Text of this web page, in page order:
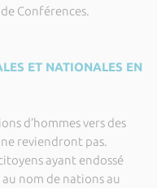
Conférences.
ET NATIONALES EN
d’hommes vers des
reviendront pas.
ayant endossé
nom de nations au